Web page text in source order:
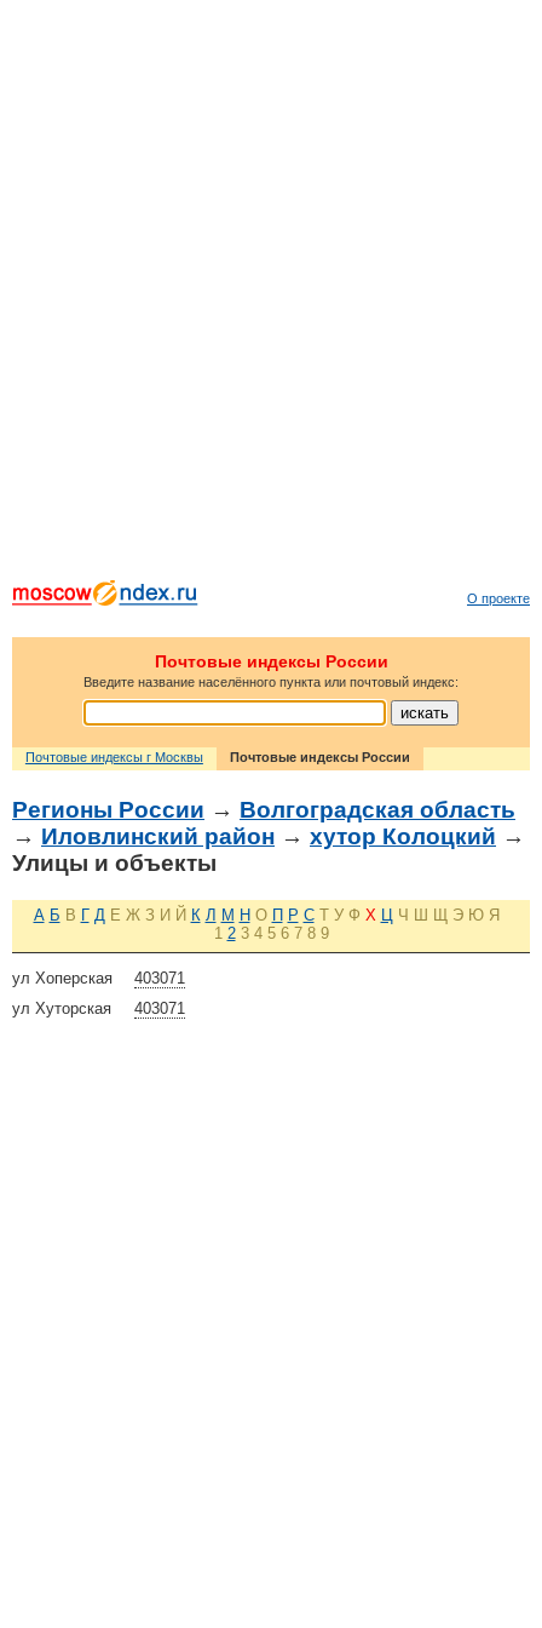
О проекте
Почтовые индексы России
Введите название населённого пункта или почтовый индекс:
Почтовые индексы г Москвы Почтовые индексы России
Регионы России → Волгоградская область
→ Иловлинский район → хутор Колоцкий →
Улицы и объекты
А Б В Г Д Е Ж З И Й К Л М Н О П Р С Т У Ф Х Ц Ч Ш Щ Э Ю Я
1 2 3 4 5 6 7 8 9
403071
ул Хоперская
403071
ул Хуторская